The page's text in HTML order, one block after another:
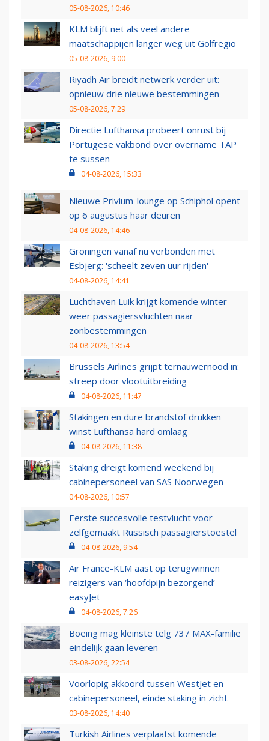
05-08-2026, 10:46
KLM blijft net als veel andere
maatschappijen langer weg uit Golfregio
05-08-2026, 9:00
Riyadh Air breidt netwerk verder uit:
opnieuw drie nieuwe bestemmingen
05-08-2026, 7:29
Directie Lufthansa probeert onrust bij
Portugese vakbond over overname TAP
te sussen
04-08-2026, 15:33
Nieuwe Privium-lounge op Schiphol opent
op 6 augustus haar deuren
04-08-2026, 14:46
Groningen vanaf nu verbonden met
Esbjerg: 'scheelt zeven uur rijden'
04-08-2026, 14:41
Luchthaven Luik krijgt komende winter
weer passagiersvluchten naar
zonbestemmingen
04-08-2026, 13:54
Brussels Airlines grijpt ternauwernood in:
streep door vlootuitbreiding
04-08-2026, 11:47
Stakingen en dure brandstof drukken
winst Lufthansa hard omlaag
04-08-2026, 11:38
Staking dreigt komend weekend bij
cabinepersoneel van SAS Noorwegen
04-08-2026, 10:57
Eerste succesvolle testvlucht voor
zelfgemaakt Russisch passagierstoestel
04-08-2026, 9:54
Air France-KLM aast op terugwinnen
reizigers van ‘hoofdpijn bezorgend’
easyJet
04-08-2026, 7:26
Boeing mag kleinste telg 737 MAX-familie
eindelijk gaan leveren
03-08-2026, 22:54
Voorlopig akkoord tussen WestJet en
cabinepersoneel, einde staking in zicht
03-08-2026, 14:40
Turkish Airlines verplaatst komende